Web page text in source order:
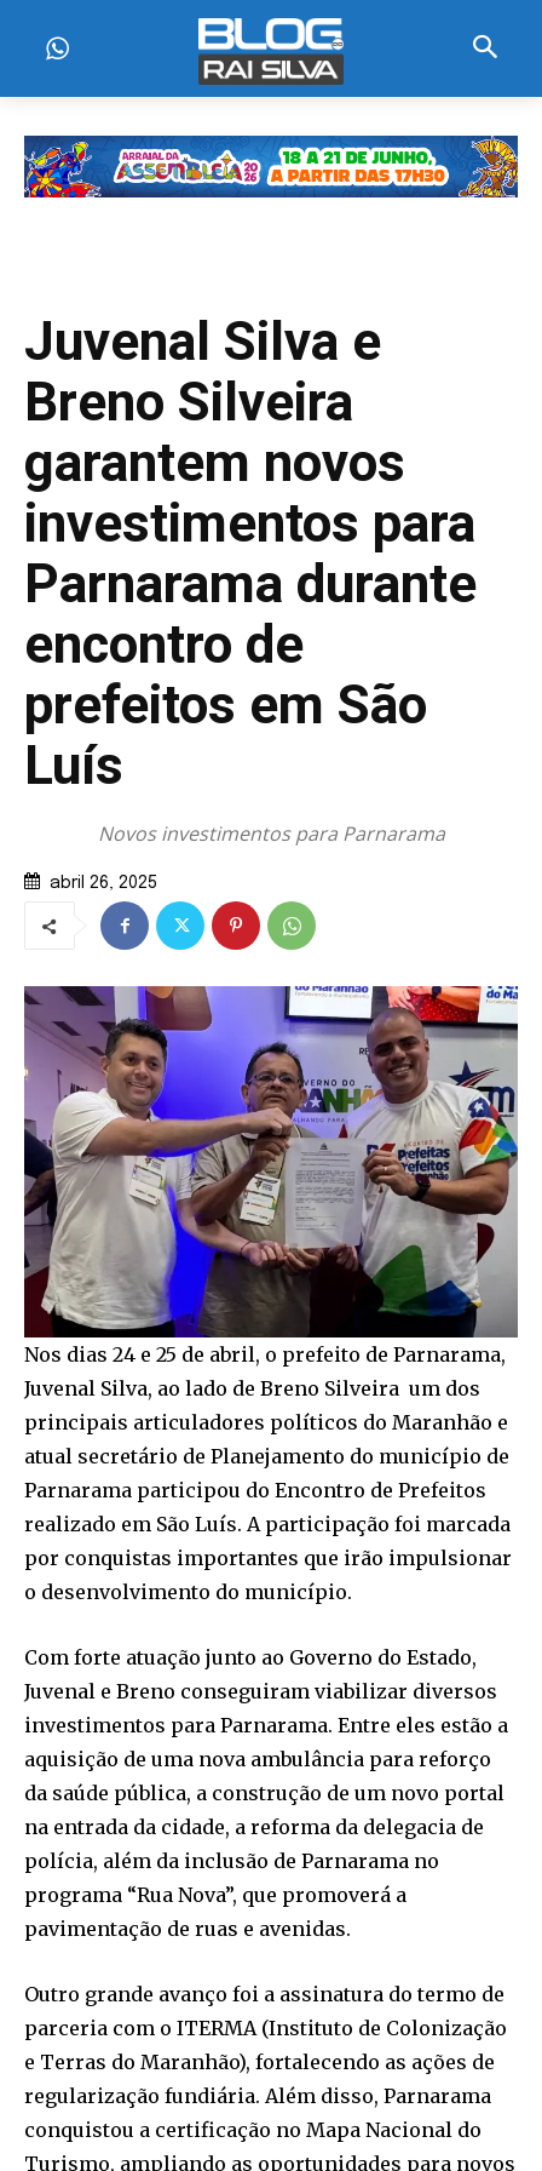
Juvenal Silva e
Breno Silveira
garantem novos
investimentos para
Parnarama durante
encontro de
prefeitos em São
Luís
Novos investimentos para Parnarama
abril 26, 2025
Nos dias 24 e 25 de abril, o prefeito de Parnarama,
Juvenal Silva, ao lado de Breno Silveira um dos
principais articuladores políticos do Maranhão e
atual secretário de Planejamento do município de
Parnarama participou do Encontro de Prefeitos
realizado em São Luís. A participação foi marcada
por conquistas importantes que irão impulsionar
o desenvolvimento do município.
Com forte atuação junto ao Governo do Estado,
Juvenal e Breno conseguiram viabilizar diversos
investimentos para Parnarama. Entre eles estão a
aquisição de uma nova ambulância para reforço
da saúde pública, a construção de um novo portal
na entrada da cidade, a reforma da delegacia de
polícia, além da inclusão de Parnarama no
programa “Rua Nova”, que promoverá a
pavimentação de ruas e avenidas.
Outro grande avanço foi a assinatura do termo de
parceria com o ITERMA (Instituto de Colonização
e Terras do Maranhão), fortalecendo as ações de
regularização fundiária. Além disso, Parnarama
conquistou a certificação no Mapa Nacional do
Turismo, ampliando as oportunidades para novos